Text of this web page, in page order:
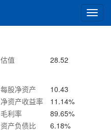
切
换
估值
28.52
每股净资产
10.43
净资产收益率 11.14%
毛利率 89.65%
资产负债比 6.18%